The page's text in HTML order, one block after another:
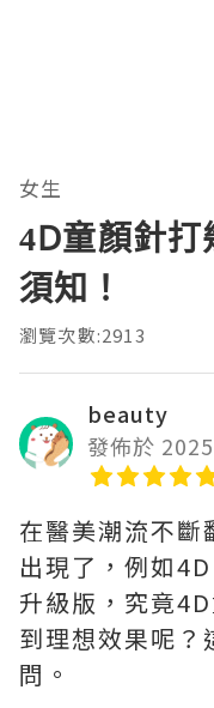
女生
4D童顏針
須知！
瀏覽次數:2913
beauty
發佈於
在醫美潮流不斷
出現了，例如
升級版，究竟
到理想效果呢？
問。